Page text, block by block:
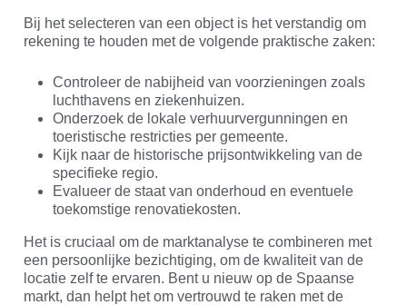
Bij het selecteren van een object is het verstandig om
rekening te houden met de volgende praktische zaken:
Controleer de nabijheid van voorzieningen zoals
luchthavens en ziekenhuizen.
Onderzoek de lokale verhuurvergunningen en
toeristische restricties per gemeente.
Kijk naar de historische prijsontwikkeling van de
specifieke regio.
Evalueer de staat van onderhoud en eventuele
toekomstige renovatiekosten.
Het is cruciaal om de marktanalyse te combineren met
een persoonlijke bezichtiging, om de kwaliteit van de
locatie zelf te ervaren. Bent u nieuw op de Spaanse
markt, dan helpt het om vertrouwd te raken met de